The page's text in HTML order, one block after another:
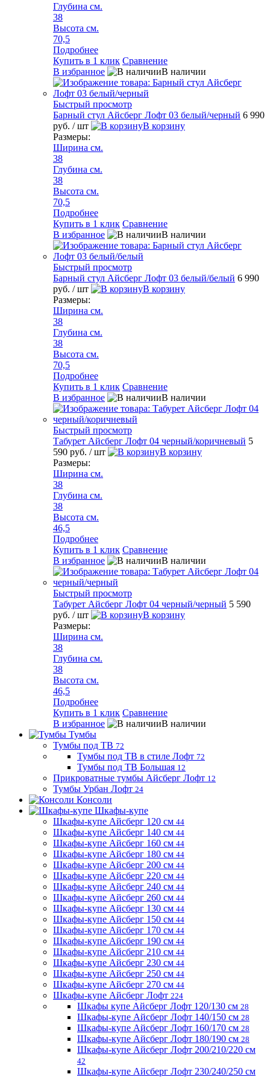
Глубина см.
38
Высота см.
70,5
Подробнее
Купить в 1 клик Сравнение
В избранное
В наличии
Быстрый просмотр
Барный стул Айсберг Лофт 03 белый/черный 6 990
руб. / шт
В корзину
Размеры:
Ширина см.
38
Глубина см.
38
Высота см.
70,5
Подробнее
Купить в 1 клик Сравнение
В избранное
В наличии
Быстрый просмотр
Барный стул Айсберг Лофт 03 белый/белый 6 990
руб. / шт
В корзину
Размеры:
Ширина см.
38
Глубина см.
38
Высота см.
70,5
Подробнее
Купить в 1 клик Сравнение
В избранное
В наличии
Быстрый просмотр
Табурет Айсберг Лофт 04 черный/коричневый 5
590 руб. / шт
В корзину
Размеры:
Ширина см.
38
Глубина см.
38
Высота см.
46,5
Подробнее
Купить в 1 клик Сравнение
В избранное
В наличии
Быстрый просмотр
Табурет Айсберг Лофт 04 черный/черный 5 590
руб. / шт
В корзину
Размеры:
Ширина см.
38
Глубина см.
38
Высота см.
46,5
Подробнее
Купить в 1 клик Сравнение
В избранное
В наличии
Тумбы
Тумбы под ТВ 72
Тумбы под ТВ в стиле Лофт 72
Тумбы под ТВ Большая 12
Прикроватные тумбы Айсберг Лофт 12
Тумбы Урбан Лофт 24
Консоли
Шкафы-купе
Шкафы-купе Айсберг 120 см 44
Шкафы-купе Айсберг 140 см 44
Шкафы-купе Айсберг 160 см 44
Шкафы-купе Айсберг 180 см 44
Шкафы-купе Айсберг 200 см 44
Шкафы-купе Айсберг 220 см 44
Шкафы-купе Айсберг 240 см 44
Шкафы-купе Айсберг 260 см 44
Шкафы-купе Айсберг 130 см 44
Шкафы-купе Айсберг 150 см 44
Шкафы-купе Айсберг 170 см 44
Шкафы-купе Айсберг 190 см 44
Шкафы-купе Айсберг 210 см 44
Шкафы-купе Айсберг 230 см 44
Шкафы-купе Айсберг 250 см 44
Шкафы-купе Айсберг 270 см 44
Шкафы-купе Айсберг Лофт 224
Шкафы купе Айсберг Лофт 120/130 см 28
Шкафы-купе Айсберг Лофт 140/150 см 28
Шкафы-купе Айсберг Лофт 160/170 см 28
Шкафы-купе Айсберг Лофт 180/190 см 28
Шкафы-купе Айсберг Лофт 200/210/220 см
42
Шкафы-купе Айсберг Лофт 230/240/250 см